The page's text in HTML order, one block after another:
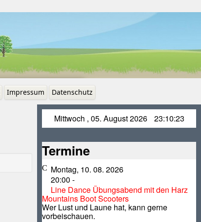
Impressum Datenschutz
Mittwoch , 05. August 2026 23:10:23
Termine
Montag, 10. 08. 2026
20:00 -
Line Dance Übungsabend mit den Harz
Mountains Boot Scooters
Wer Lust und Laune hat, kann gerne
vorbeischauen.